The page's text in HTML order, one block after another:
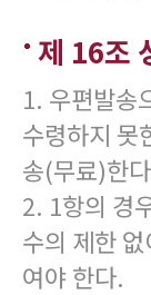
제 16조
1. 우편발송
수령하지 못
송(무료)한
2. 1항의 경
수의 제한
여야 한다.